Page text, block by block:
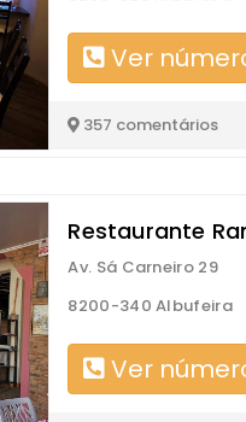
Ver
357 comentários
Restaurante
Av. Sá Carneiro 29
8200-340 Albufeira
Ver